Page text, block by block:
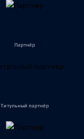
Партнёр
Титульный партнёр